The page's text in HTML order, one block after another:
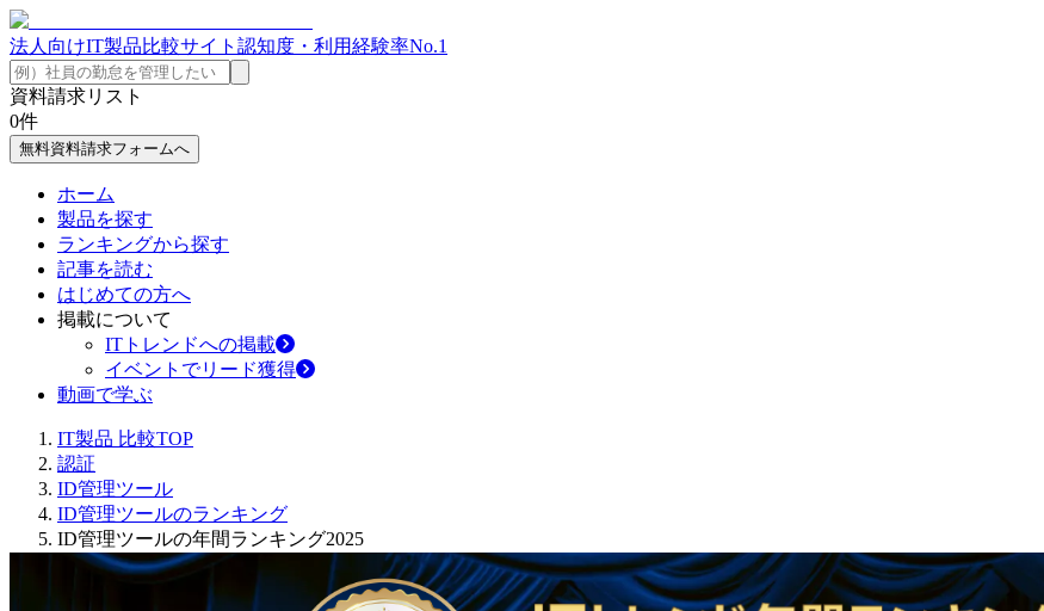
法人向けIT製品比較サイト 認知度・利用経験率No.1
資料請求リスト
0件
無料資料請求フォームへ
ホーム
製品を探す
ランキングから探す
記事を読む
はじめての方へ
掲載について
ITトレンドへの掲載
イベントでリード獲得
動画で学ぶ
IT製品 比較TOP
認証
ID管理ツール
ID管理ツールのランキング
ID管理ツールの年間ランキング2025